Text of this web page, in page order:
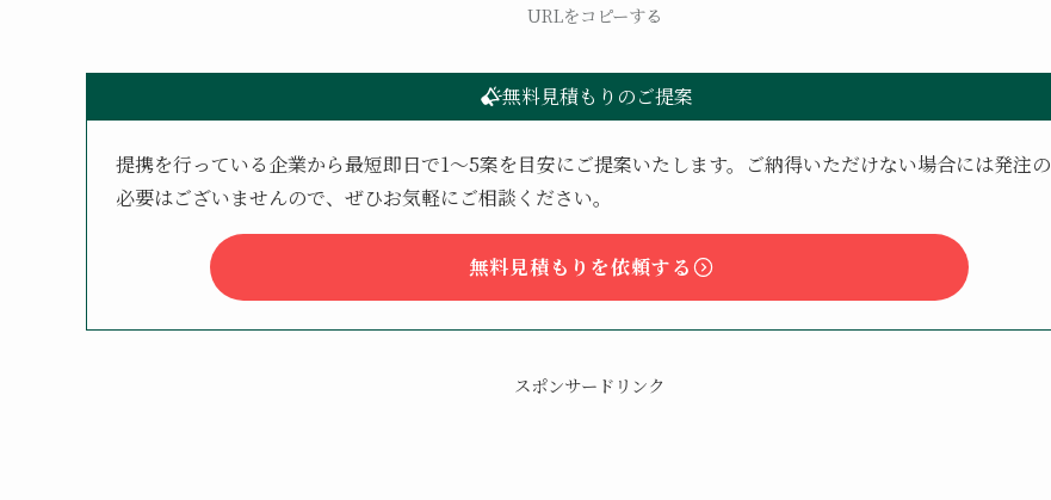
URLをコピーする
無料見積もりのご提案
提携を行っている企業から最短即日で1〜5案を目安にご提案いたします。ご納得いただけない場合には発注の
必要はございませんので、ぜひお気軽にご相談ください。
無料見積もりを依頼する
スポンサードリンク